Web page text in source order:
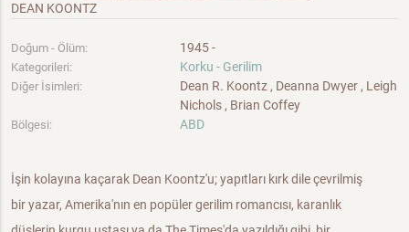
DEAN KOONTZ
Doğum - Ölüm: 1945 -
Kategorileri: Korku - Gerilim
Diğer İsimleri:
Dean R. Koontz , Deanna Dwyer , Leigh
Nichols , Brian Coffey
Bölgesi: ABD
İşin kolayına kaçarak Dean Koontz'u; yapıtları kırk dile çevrilmiş
bir yazar, Amerika'nın en popüler gerilim romancısı, karanlık